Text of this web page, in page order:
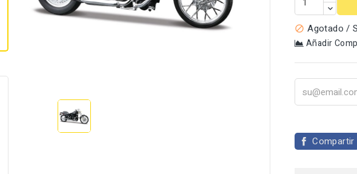
 Agotado /
Añadir
Compartir